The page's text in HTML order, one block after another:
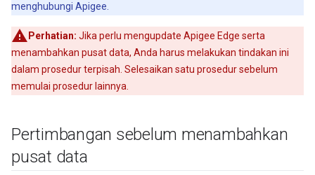
menghubungi Apigee.
Perhatian: Jika perlu mengupdate Apigee Edge serta
menambahkan pusat data, Anda harus melakukan tindakan ini
dalam prosedur terpisah. Selesaikan satu prosedur sebelum
memulai prosedur lainnya.
Pertimbangan sebelum menambahkan
pusat data